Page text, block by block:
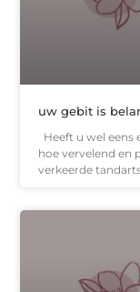
uw gebit is
Heeft u wel eens
hoe vervelend en
verkeerde